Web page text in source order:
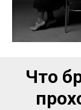
Что